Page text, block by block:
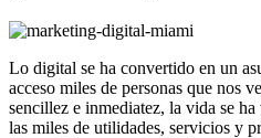
Lo digital se ha convertido en un
acceso miles de personas que nos
sencillez e inmediatez, la vida se
las miles de utilidades, servicios y